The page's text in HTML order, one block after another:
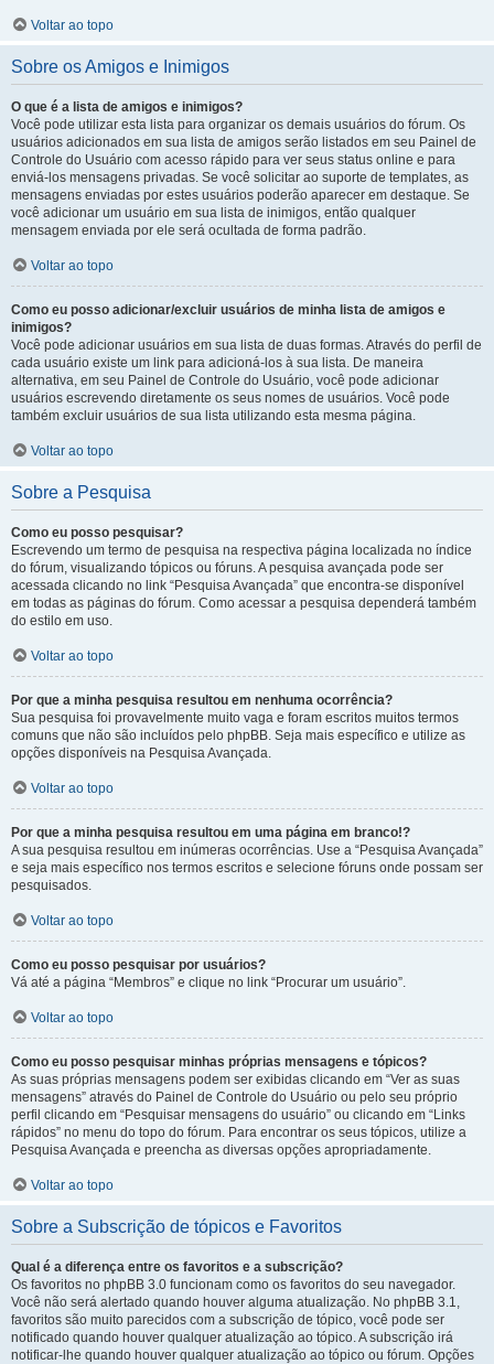
Voltar ao topo
Sobre os Amigos e Inimigos
O que é a lista de amigos e inimigos?
Você pode utilizar esta lista para organizar os demais usuários do fórum. Os
usuários adicionados em sua lista de amigos serão listados em seu Painel de
Controle do Usuário com acesso rápido para ver seus status online e para
enviá-los mensagens privadas. Se você solicitar ao suporte de templates, as
mensagens enviadas por estes usuários poderão aparecer em destaque. Se
você adicionar um usuário em sua lista de inimigos, então qualquer
mensagem enviada por ele será ocultada de forma padrão.
Voltar ao topo
Como eu posso adicionar/excluir usuários de minha lista de amigos e
inimigos?
Você pode adicionar usuários em sua lista de duas formas. Através do perfil de
cada usuário existe um link para adicioná-los à sua lista. De maneira
alternativa, em seu Painel de Controle do Usuário, você pode adicionar
usuários escrevendo diretamente os seus nomes de usuários. Você pode
também excluir usuários de sua lista utilizando esta mesma página.
Voltar ao topo
Sobre a Pesquisa
Como eu posso pesquisar?
Escrevendo um termo de pesquisa na respectiva página localizada no índice
do fórum, visualizando tópicos ou fóruns. A pesquisa avançada pode ser
acessada clicando no link “Pesquisa Avançada” que encontra-se disponível
em todas as páginas do fórum. Como acessar a pesquisa dependerá também
do estilo em uso.
Voltar ao topo
Por que a minha pesquisa resultou em nenhuma ocorrência?
Sua pesquisa foi provavelmente muito vaga e foram escritos muitos termos
comuns que não são incluídos pelo phpBB. Seja mais específico e utilize as
opções disponíveis na Pesquisa Avançada.
Voltar ao topo
Por que a minha pesquisa resultou em uma página em branco!?
A sua pesquisa resultou em inúmeras ocorrências. Use a “Pesquisa Avançada”
e seja mais específico nos termos escritos e selecione fóruns onde possam ser
pesquisados.
Voltar ao topo
Como eu posso pesquisar por usuários?
Vá até a página “Membros” e clique no link “Procurar um usuário”.
Voltar ao topo
Como eu posso pesquisar minhas próprias mensagens e tópicos?
As suas próprias mensagens podem ser exibidas clicando em “Ver as suas
mensagens” através do Painel de Controle do Usuário ou pelo seu próprio
perfil clicando em “Pesquisar mensagens do usuário” ou clicando em “Links
rápidos” no menu do topo do fórum. Para encontrar os seus tópicos, utilize a
Pesquisa Avançada e preencha as diversas opções apropriadamente.
Voltar ao topo
Sobre a Subscrição de tópicos e Favoritos
Qual é a diferença entre os favoritos e a subscrição?
Os favoritos no phpBB 3.0 funcionam como os favoritos do seu navegador.
Você não será alertado quando houver alguma atualização. No phpBB 3.1,
favoritos são muito parecidos com a subscrição de tópico, você pode ser
notificado quando houver qualquer atualização ao tópico. A subscrição irá
notificar-lhe quando houver qualquer atualização ao tópico ou fórum. Opções